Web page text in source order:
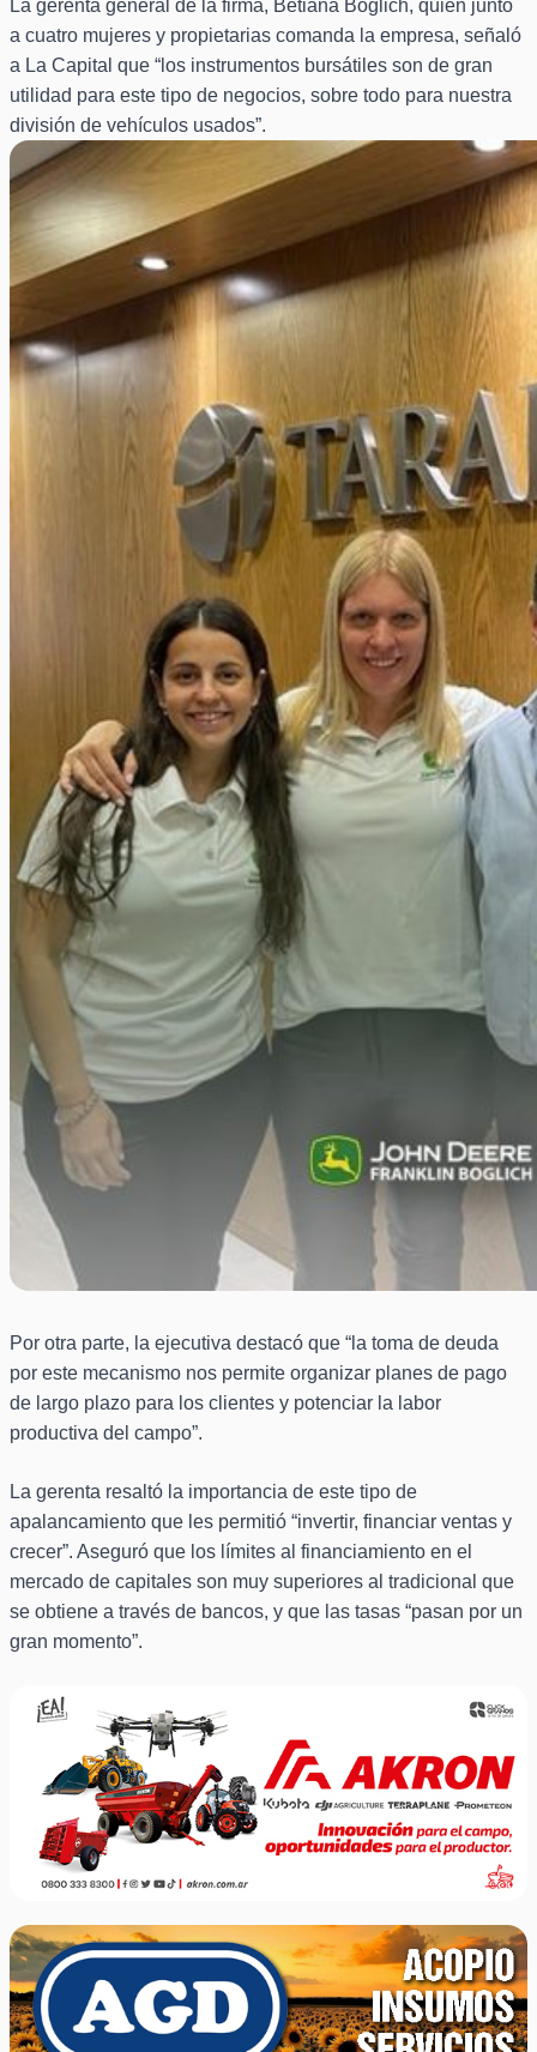
La gerenta general de la firma, Betiana Boglich, quien junto
a cuatro mujeres y propietarias comanda la empresa, señaló
a La Capital que “los instrumentos bursátiles son de gran
utilidad para este tipo de negocios, sobre todo para nuestra
división de vehículos usados”.
Por otra parte, la ejecutiva destacó que “la toma de deuda
por este mecanismo nos permite organizar planes de pago
de largo plazo para los clientes y potenciar la labor
productiva del campo”.
La gerenta resaltó la importancia de este tipo de
apalancamiento que les permitió “invertir, financiar ventas y
crecer”. Aseguró que los límites al financiamiento en el
mercado de capitales son muy superiores al tradicional que
se obtiene a través de bancos, y que las tasas “pasan por un
gran momento”.